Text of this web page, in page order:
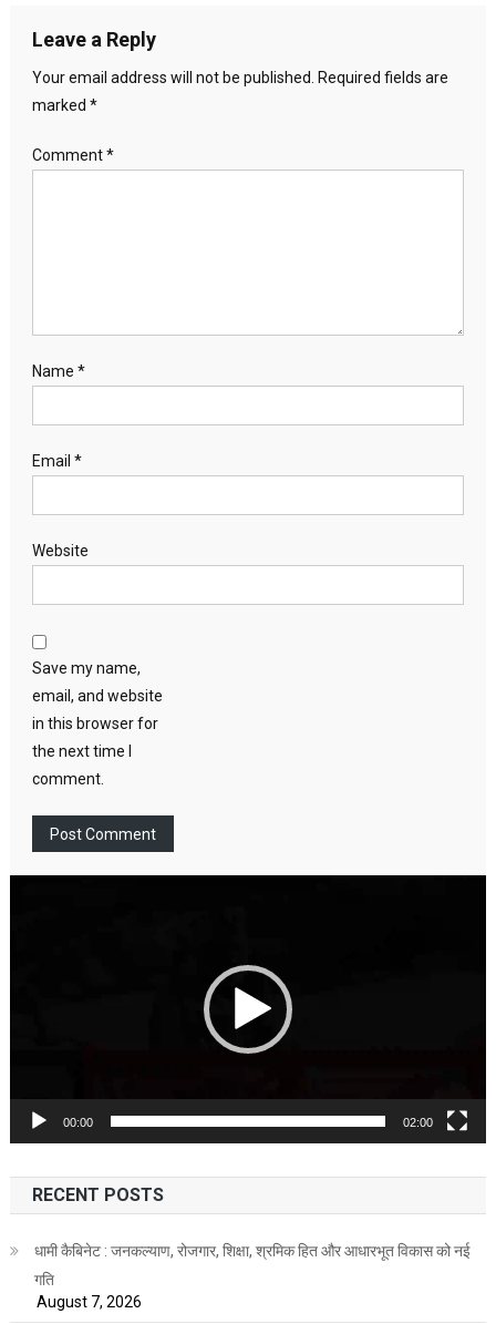
Leave a Reply
Your email address will not be published.
Required fields are
marked *
Comment*
Name *
Email *
Website
Save my name,
email, and website
in this browser for
the next time I
comment.
00:00 02:00
RECENT POSTS
धामी कैबिनेट : जनकल्याण, रोजगार, शिक्षा, श्रमिक हित और आधारभूत विकास को नई
गति
August 7, 2026